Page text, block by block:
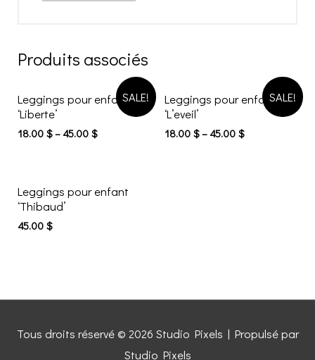
Produits associés
SALE!
Leggings pour enfant
‘Liberte’
18.00 $– 45.00 $
SALE!
Leggings pour enfant
‘L’eveil’
18.00 $– 45.00 $
Leggings pour enfant
‘Thibaud’
45.00 $
Tous droits réservé © 2026 Studio Pixels | Propulsé par
Studio Pixels